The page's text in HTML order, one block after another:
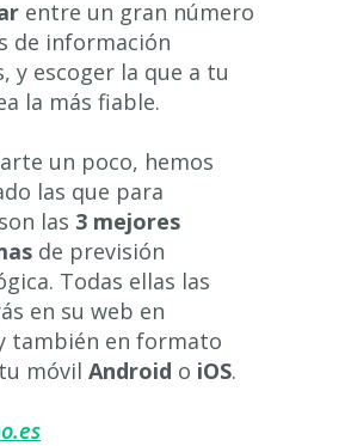
entre un gran número
de información
y escoger la que a tu
la más fiable.
un poco, hemos
las que para
las 3 mejores
de previsión
Todas ellas las
en su web en
también en formato
móvil Android o iOS.